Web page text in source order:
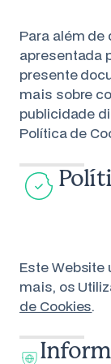
Para além
apresentada
presente
mais sobre
publicidade
Política de
Este Website
mais, os
de Cookies.